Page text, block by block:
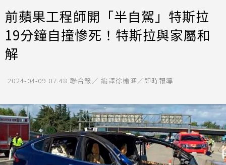
前蘋果工程師開「半自駕」特斯拉
19分鐘自撞慘死！特斯拉與家屬和
解
2024-04-09 07:48 聯合報／ 編譯徐榆涵／即時報導